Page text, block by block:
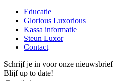
Educatie
Glorious Luxorious
Kassa informatie
Steun Luxor
Contact
Schrijf je in voor onze nieuwsbrief
Blijf up to date!